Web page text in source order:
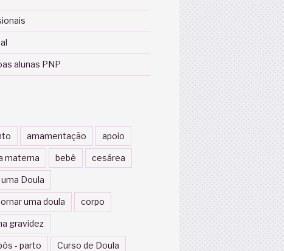
alunas PNP
amamentação apoio
materna bebê cesárea
Doula
uma doula corpo
gravidez
- parto Curso de Doula